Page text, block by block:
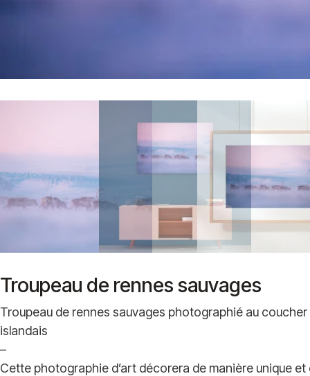
Troupeau de rennes sauvages
Troupeau de rennes sauvages photographié au coucher
islandais
–
Cette photographie d’art décorera de manière unique